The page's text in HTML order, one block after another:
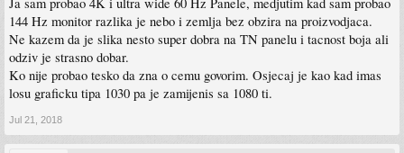
144 Hz monitor razlika je nebo i zemlja bez obzira na proizvodjaca.
Ne kazem da je slika nesto super dobra na TN panelu i tacnost boja ali
odziv je strasno dobar.
Ko nije probao tesko da zna o cemu govorim. Osjecaj je kao kad imas
losu graficku tipa 1030 pa je zamijenis sa 1080 ti.
Jul 21, 2018